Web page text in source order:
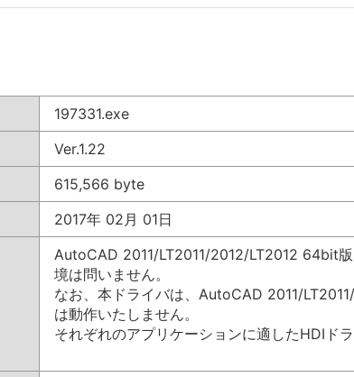
197331.exe
Ver.1.22
615,566 byte
2017年 02月 01日
AutoCAD 2011/LT2011/2012/LT2012 64bit
境は問いません。
なお、本ドライバは、AutoCAD 2011/
は動作いたしません。
それぞれのアプリケーションに適したHDIド